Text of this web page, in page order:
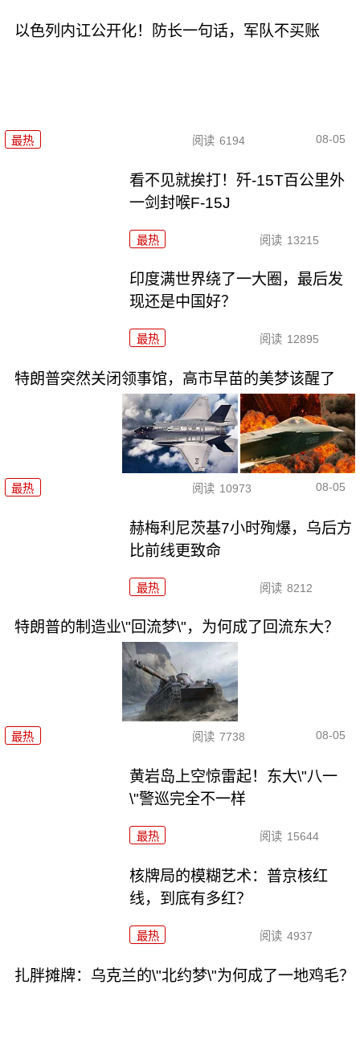
以色列内讧公开化！防长一句话，军队不买账
最热 阅读 6194 08-05
看不见就挨打！歼-15T百公里外
一剑封喉F-15J
最热 阅读 13215
印度满世界绕了一大圈，最后发
现还是中国好？
最热 阅读 12895
特朗普突然关闭领事馆，高市早苗的美梦该醒了
最热 阅读 10973 08-05
赫梅利尼茨基7小时殉爆，乌后方
比前线更致命
最热 阅读 8212
特朗普的制造业\"回流梦\"，为何成了回流东大？
最热 阅读 7738 08-05
黄岩岛上空惊雷起！东大\"八一
\"警巡完全不一样
最热 阅读 15644
核牌局的模糊艺术：普京核红
线，到底有多红？
最热 阅读 4937
扎胖摊牌：乌克兰的\"北约梦\"为何成了一地鸡毛？